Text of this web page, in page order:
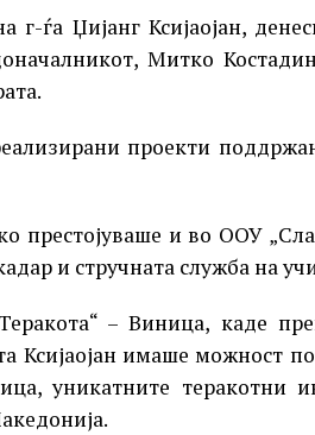
ѓа Џијанг Ксијаојан,
Митко
проекти
престојуваше и во ООУ
и стручната служба на
– Виница, каде
Ксијаојан имаше можност
уникатните теракотни